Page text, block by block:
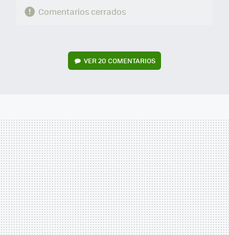
Comentarios cerrados
VER20 COMENTARIOS